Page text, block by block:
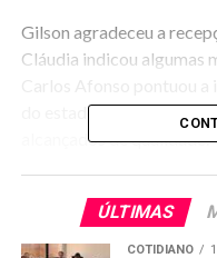
Gilson agradeceu a
Cláudia indicou algumas
do estado e do
alcançados de qualidade.
RELATED TOPICS:
AUTORIDADES-BUSCAM-
ÚLTIMAS
COTIDIANO